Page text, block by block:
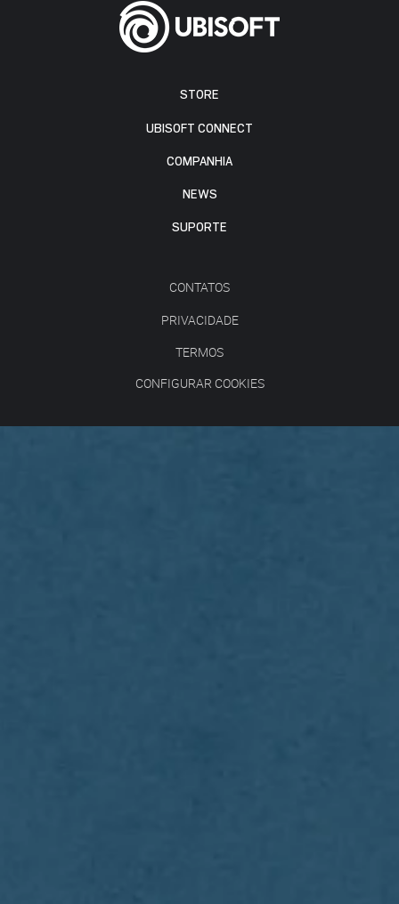
STORE
UBISOFT CONNECT
COMPANHIA
NEWS
SUPORTE
CONTATOS
PRIVACIDADE
TERMOS
CONFIGURAR COOKIES